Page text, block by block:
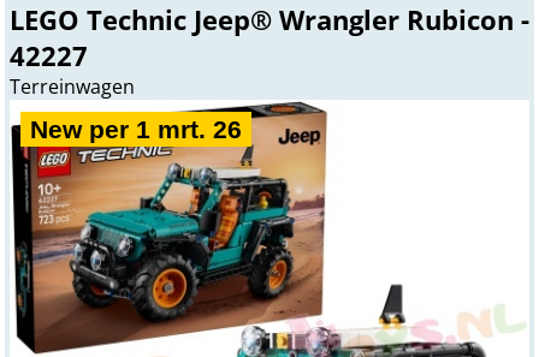
LEGO Technic Jeep® Wrangler Rubicon -
42227
Terreinwagen
New per 1 mrt. 26